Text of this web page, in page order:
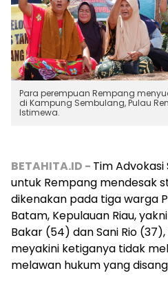
Para perempuan Rempang
di Kampung Sembulang, Pulau
Istimewa.
BETAHITA.ID - Tim
untuk Rempang mendesak
dikenakan pada tiga warga
Batam, Kepulauan Riau,
Bakar (54) dan Sani Rio
meyakini ketiganya tidak
melawan hukum yang